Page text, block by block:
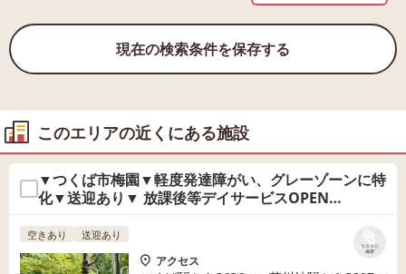
現在の検索条件を保存する
このエリアの近くにある施設
▼つくば市梅園▼軽度発達障がい、グレーゾーンに特
化▼送迎あり▼ 放課後等デイサービスOPEN
SESAME
リストに
保存
空きあり 送迎あり
アクセス